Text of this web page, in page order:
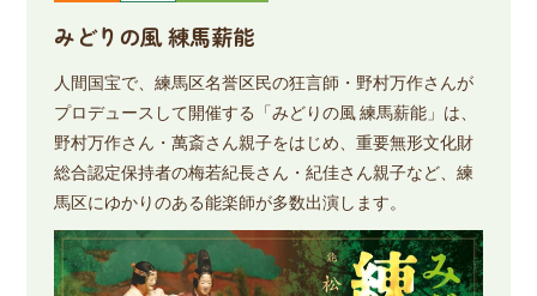
みどりの風 練馬薪能
人間国宝で、練馬区名誉区民の狂言師・野村万作さんが
プロデュースして開催する「みどりの風 練馬薪能」は、
野村万作さん・萬斎さん親子をはじめ、重要無形文化財
総合認定保持者の梅若紀長さん・紀佳さん親子など、練
馬区にゆかりのある能楽師が多数出演します。